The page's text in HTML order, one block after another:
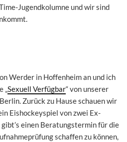
Jugendkolumne und wir sind
Werder in Hoffenheim an und ich
„Sexuell Verfügbar“ von unserer
Zurück zu Hause schauen wir
Eishockeyspiel von zwei Ex-
einen Beratungstermin für die
schaffen zu können,